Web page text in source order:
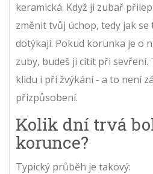
keramická. Když ji zubař
změnit tvůj úchop, tedy jak
dotýkají. Pokud korunka je o
zuby, budeš ji cítit při
klidu i při žvýkání - a to není
přizpůsobení.
Kolik dní trvá
korunce?
Typický průběh je takový: